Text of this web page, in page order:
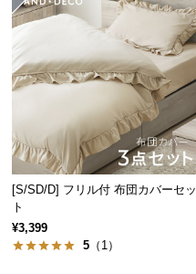
客
様
ー
お
知
[S/SD/D] フリル付 布団カバーセッ
ト
¥3,399
5 （1）